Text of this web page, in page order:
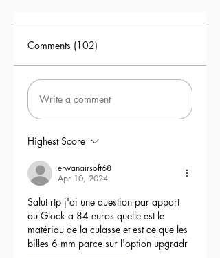
Comments (102)
Write a comment
Highest Score
erwanairsoft68
Apr 10, 2024
Salut rtp j'ai une question par apport
au Glock a 84 euros quelle est le
matériau de la culasse et est ce que les
billes 6 mm parce sur l'option upgradr